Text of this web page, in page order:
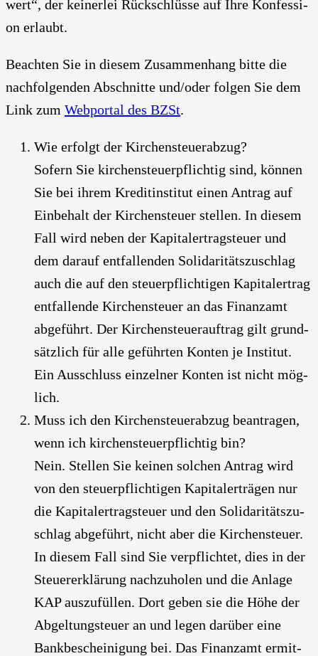
wert“, der kei­ner­lei Rück­schlüs­se auf Ihre Kon­fes­si­
on erlaubt.
Beach­ten Sie in die­sem Zusam­men­hang bit­te die
nach­fol­gen­den Abschnit­te und/oder fol­gen Sie dem
Link zum Web­por­tal des BZSt.
Wie erfolgt der Kir­chen­steu­er­ab­zug?
Sofern Sie kir­chen­steu­er­pflich­tig sind, kön­nen
Sie bei ihrem Kre­dit­in­sti­tut einen Antrag auf
Ein­be­halt der Kir­chen­steu­er stel­len. In die­sem
Fall wird neben der Kapi­tal­ertrag­steu­er und
dem dar­auf ent­fal­len­den Soli­da­ri­täts­zu­schlag
auch die auf den steu­er­pflich­ti­gen Kapi­tal­ertrag
ent­fal­len­de Kir­chen­steu­er an das Finanz­amt
abge­führt. Der Kir­chen­steu­er­auf­trag gilt grund­
sätz­lich für alle geführ­ten Kon­ten je Insti­tut.
Ein Aus­schluss ein­zel­ner Kon­ten ist nicht mög­
lich.
Muss ich den Kir­chen­steu­er­ab­zug bean­tra­gen,
wenn ich kir­chen­steu­er­pflich­tig bin?
Nein. Stel­len Sie kei­nen sol­chen Antrag wird
von den steu­er­pflich­ti­gen Kapi­tal­erträ­gen nur
die Kapi­tal­ertrag­steu­er und den Soli­da­ri­täts­zu­
schlag abge­führt, nicht aber die Kir­chen­steu­er.
In die­sem Fall sind Sie ver­pflich­tet, dies in der
Steu­er­erklä­rung nach­zu­ho­len und die Anla­ge
KAP aus­zu­fül­len. Dort geben sie die Höhe der
Abgel­tung­s­teu­er an und legen dar­über eine
Bank­be­schei­ni­gung bei. Das Finanz­amt ermit­